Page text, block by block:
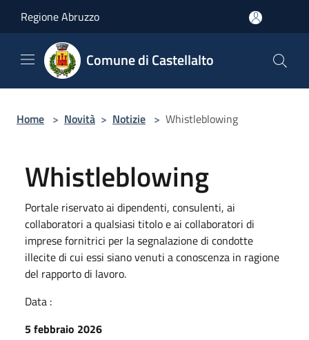
Regione Abruzzo
Comune di Castellalto
Home > Novità > Notizie > Whistleblowing
Whistleblowing
Portale riservato ai dipendenti, consulenti, ai
collaboratori a qualsiasi titolo e ai collaboratori di
imprese fornitrici per la segnalazione di condotte
illecite di cui essi siano venuti a conoscenza in ragione
del rapporto di lavoro.
Data :
5 febbraio 2026